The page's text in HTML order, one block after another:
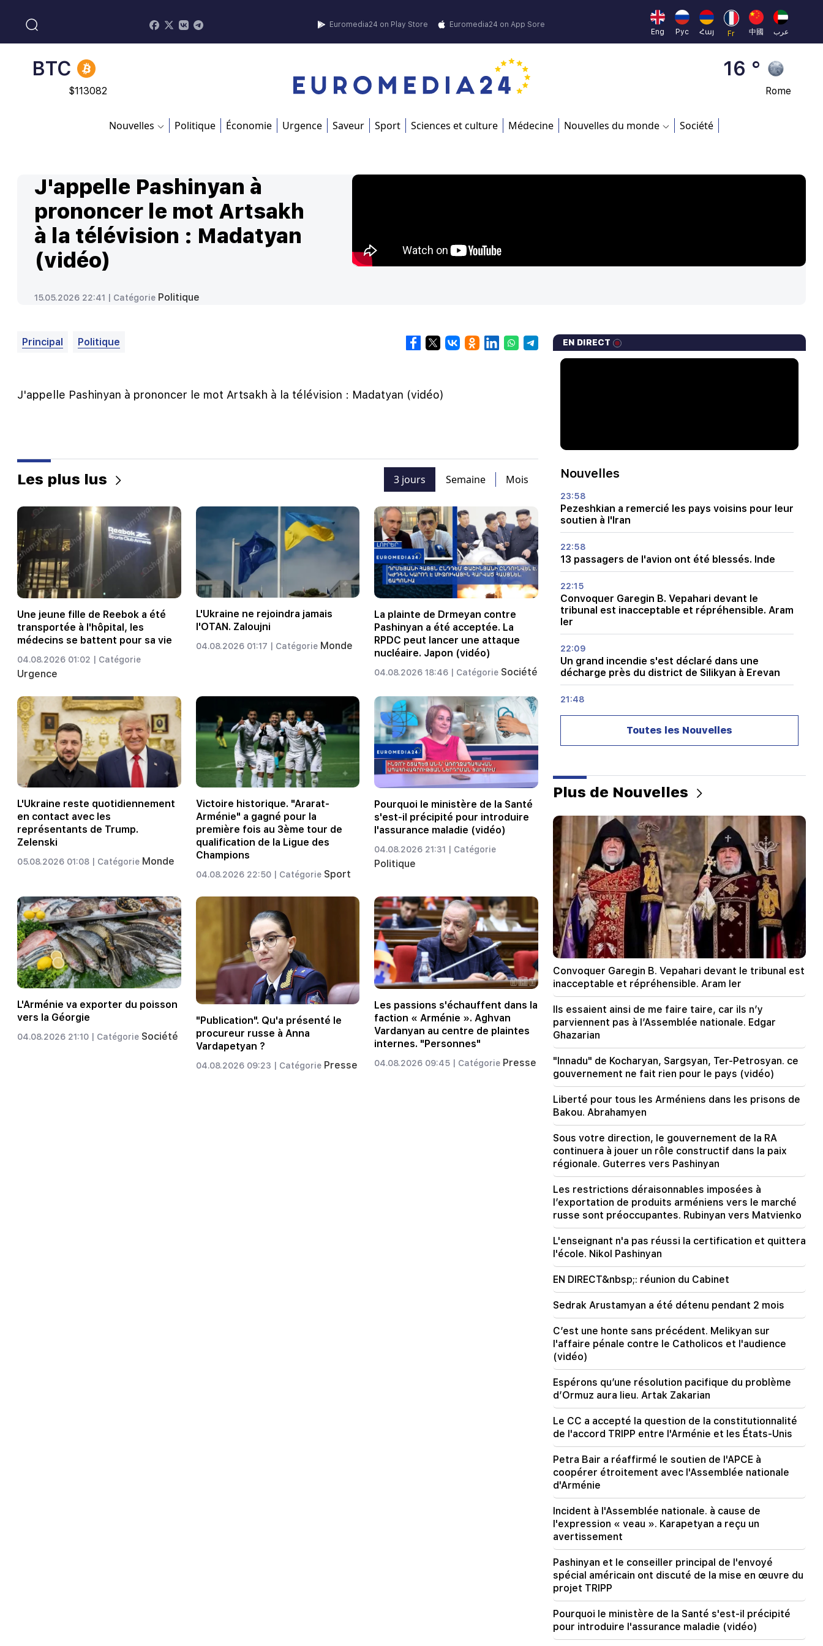
Euromedia24 on Play Store
Euromedia24 on App Sore
Eng
Рус Հայ Fr 中國 عرب BNB
$870.47
BTC
$113082
23 °
Brussels
16 °
Rome
Nouvelles Politique Économie Urgence Saveur Sport Sciences et culture Médecine Nouvelles du monde Société
J'appelle Pashinyan à
prononcer le mot Artsakh
à la télévision : Madatyan
(vidéo)
15.05.2026 22:41 | Catégorie Politique
Principal Politique
J'appelle Pashinyan à prononcer le mot Artsakh à la télévision : Madatyan (vidéo)
Les plus lus 3 jours Semaine Mois
Une jeune fille de Reebok a été
transportée à l'hôpital, les
médecins se battent pour sa vie
04.08.2026 01:02 | Catégorie
Urgence
L'Ukraine ne rejoindra jamais
l'OTAN. Zaloujni
04.08.2026 01:17 | Catégorie Monde
La plainte de Drmeyan contre
Pashinyan a été acceptée. La
RPDC peut lancer une attaque
nucléaire. Japon (vidéo)
04.08.2026 18:46 | Catégorie Société
L'Ukraine reste quotidiennement
en contact avec les
représentants de Trump.
Zelenski
05.08.2026 01:08 | Catégorie Monde
Victoire historique. "Ararat-
Arménie" a gagné pour la
première fois au 3ème tour de
qualification de la Ligue des
Champions
04.08.2026 22:50 | Catégorie Sport
Pourquoi le ministère de la Santé
s'est-il précipité pour introduire
l'assurance maladie (vidéo)
04.08.2026 21:31 | Catégorie
Politique
L'Arménie va exporter du poisson
vers la Géorgie
04.08.2026 21:10 | Catégorie Société
"Publication". Qu'a présenté le
procureur russe à Anna
Vardapetyan ?
04.08.2026 09:23 | Catégorie Presse
Les passions s'échauffent dans la
faction « Arménie ». Aghvan
Vardanyan au centre de plaintes
internes. "Personnes"
04.08.2026 09:45 | Catégorie Presse
EN DIRECT
Nouvelles
23:58
Pezeshkian a remercié les pays voisins pour leur
soutien à l'Iran
22:58
13 passagers de l'avion ont été blessés. Inde
22:15
Convoquer Garegin B. Vepahari devant le
tribunal est inacceptable et répréhensible. Aram
Ier
22:09
Un grand incendie s'est déclaré dans une
décharge près du district de Silikyan à Erevan
21:48
parviennent pas à l’Assemblée nationale. Edgar
Ghazarian
"Innadu" de Kocharyan, Sargsyan, Ter-
Petrosyan. ce gouvernement ne fait rien pour le
pays (vidéo)
20:05
Nouvelle accusation contre Gagik Tsarukyan.
Trump a choisi son successeur (vidéo)
19:37 Important
Liberté pour tous les Arméniens dans les
prisons de Bakou. Abrahamyen
19:28
Sous votre direction, le gouvernement de la RA
continuera à jouer un rôle constructif dans la
paix régionale. Guterres vers Pashinyan
18:35
La Russie est prête à poursuivre la gestion des
concessions des chemins de fer arméniens.
Overchuk
18:21
Les restrictions déraisonnables imposées à
l’exportation de produits arméniens vers le
marché russe sont préoccupantes. Rubinyan
vers Matvienko
18:11
Un incident tragique à la décharge de
Nubarashen
18:01
Alla Pugacheva envisage de revenir sur scène
en raison de problèmes financiers
17:52
L'Iran et Oman ont convenu de reprendre la
navigation dans le détroit d'Ormuz. Al-Arabiya
17:17
Zelensky espère que l'Ukraine développera son
propre système de missiles balistiques d'ici
2027
17:12
ouvertes à tous les touristes, y compris ceux de
Russie
Trump a déjà choisi Vance comme successeur
L'enseignant n'a pas réussi la certification et
quittera l'école. Nikol Pashinyan
09:16
C'est la première réunion du gouvernement
nouvellement formé, nous devons faire
quelques révisions. Nikol Pashinyan
Toutes les Nouvelles
Plus de Nouvelles
Convoquer Garegin B. Vepahari devant le tribunal est
inacceptable et répréhensible. Aram Ier
Ils essaient ainsi de me faire taire, car ils n’y
parviennent pas à l’Assemblée nationale. Edgar
Ghazarian
"Innadu" de Kocharyan, Sargsyan, Ter-Petrosyan. ce
gouvernement ne fait rien pour le pays (vidéo)
Liberté pour tous les Arméniens dans les prisons de
Bakou. Abrahamyen
Sous votre direction, le gouvernement de la RA
continuera à jouer un rôle constructif dans la paix
régionale. Guterres vers Pashinyan
Les restrictions déraisonnables imposées à
l’exportation de produits arméniens vers le marché
russe sont préoccupantes. Rubinyan vers Matvienko
L'enseignant n'a pas réussi la certification et quittera
l'école. Nikol Pashinyan
EN DIRECT&nbsp;: réunion du Cabinet
Sedrak Arustamyan a été détenu pendant 2 mois
C’est une honte sans précédent. Melikyan sur
l'affaire pénale contre le Catholicos et l'audience
(vidéo)
Espérons qu’une résolution pacifique du problème
d’Ormuz aura lieu. Artak Zakarian
Le CC a accepté la question de la constitutionnalité
de l'accord TRIPP entre l'Arménie et les États-Unis
Petra Bair a réaffirmé le soutien de l'APCE à
coopérer étroitement avec l'Assemblée nationale
d'Arménie
Incident à l'Assemblée nationale. à cause de
l'expression « veau ». Karapetyan a reçu un
avertissement
Pashinyan et le conseiller principal de l'envoyé
spécial américain ont discuté de la mise en œuvre du
projet TRIPP
Pourquoi le ministère de la Santé s'est-il précipité
pour introduire l'assurance maladie (vidéo)